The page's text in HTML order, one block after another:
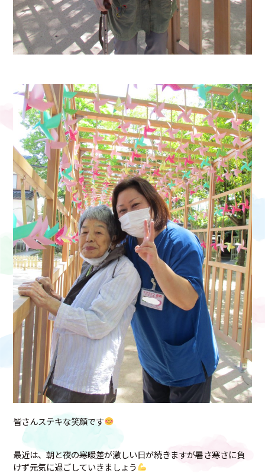
皆さんステキな笑顔です
最近は、朝と夜の寒暖差が激しい日が続きますが暑さ寒さに負
けず元気に過ごしていきましょう